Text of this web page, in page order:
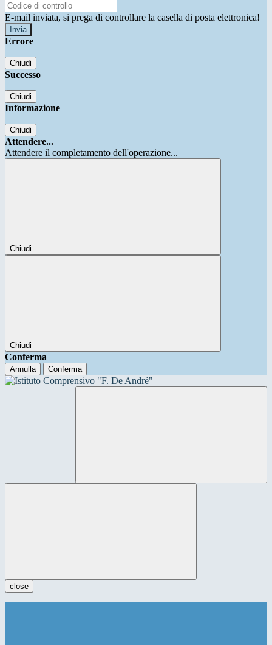
E-mail inviata, si prega di controllare la casella di posta elettronica!
Errore
Chiudi
Successo
Chiudi
Informazione
Chiudi
Attendere...
Attendere il completamento dell'operazione...
Chiudi
Chiudi
Conferma
Annulla Conferma
close